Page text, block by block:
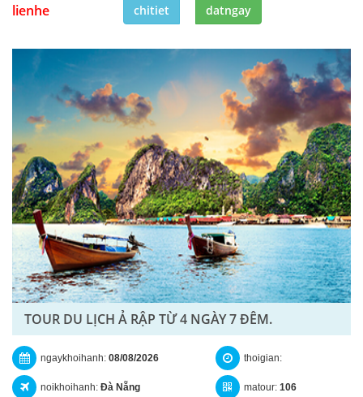
lienhe chitiet datngay
TOUR DU LỊCH Ả RẬP TỪ 4 NGÀY 7 ĐÊM.
ngaykhoihanh: 08/08/2026
noikhoihanh: Đà Nẵng
thoigian:
matour: 106